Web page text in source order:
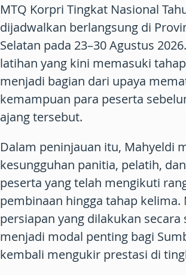
MTQ Korpri Tingkat Nasional
dijadwalkan berlangsung di
Selatan pada 23–30 Agustus
latihan yang kini memasuki
menjadi bagian dari upaya
kemampuan para peserta
ajang tersebut.
Dalam peninjauan itu, Mahyeldi
kesungguhan panitia, pelatih,
peserta yang telah mengikuti
pembinaan hingga tahap kelima.
persiapan yang dilakukan secara
menjadi modal penting bagi
kembali mengukir prestasi di